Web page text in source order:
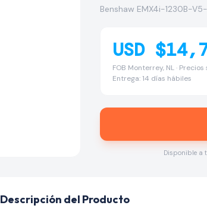
Benshaw EMX4i-1230B-
USD
FOB Monterrey, NL ·
Entrega: 14 días hábiles
Disponible a
Descripción del Producto